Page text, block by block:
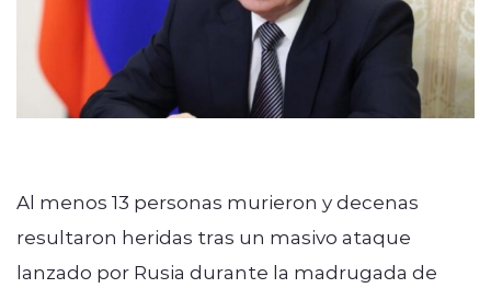
Al menos 13 personas murieron y decenas
resultaron heridas tras un masivo ataque
lanzado por Rusia durante la madrugada de